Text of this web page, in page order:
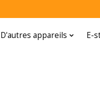
D'autres appareils E-